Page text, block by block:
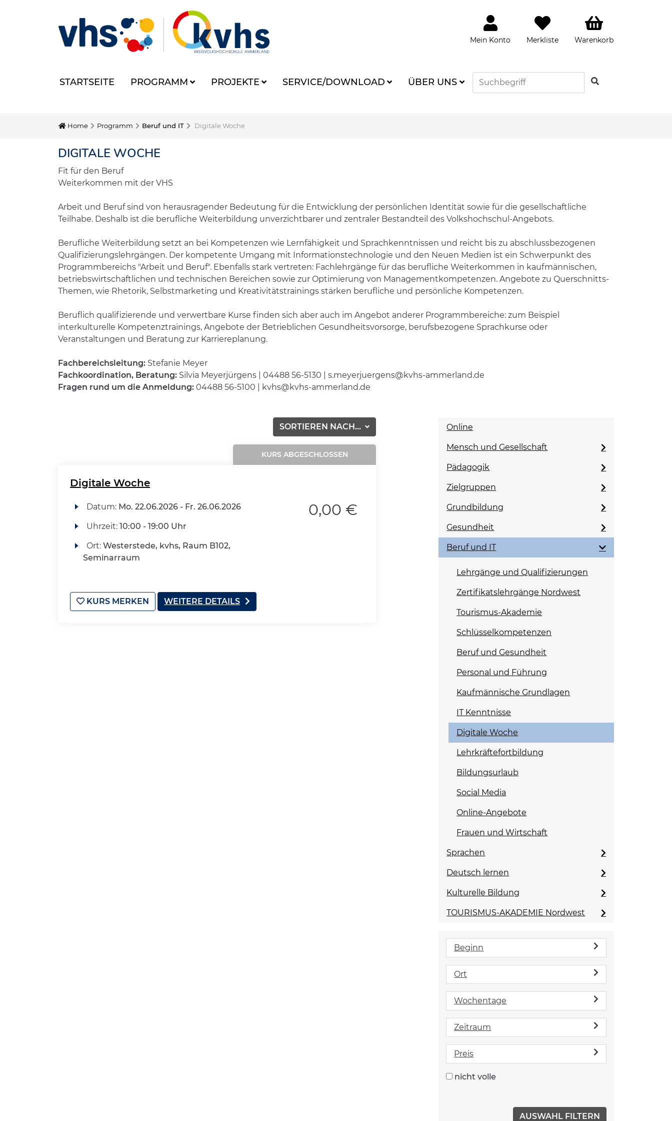
Mein Konto Merkliste Warenkorb
STARTSEITE PROGRAMM PROJEKTE SERVICE/DOWNLOAD ÜBER UNS SUCHEN
Home Programm Beruf und IT Digitale Woche
DIGITALE WOCHE
Fit für den Beruf
Weiterkommen mit der VHS
Arbeit und Beruf sind von herausragender Bedeutung für die Entwicklung der persönlichen Identität sowie für die gesellschaftliche
Teilhabe. Deshalb ist die berufliche Weiterbildung unverzichtbarer und zentraler Bestandteil des Volkshochschul-Angebots.
Berufliche Weiterbildung setzt an bei Kompetenzen wie Lernfähigkeit und Sprachkenntnissen und reicht bis zu abschlussbezogenen
Qualifizierungslehrgängen. Der kompetente Umgang mit Informationstechnologie und den Neuen Medien ist ein Schwerpunkt des
Programmbereichs "Arbeit und Beruf". Ebenfalls stark vertreten: Fachlehrgänge für das berufliche Weiterkommen in kaufmännischen,
betriebswirtschaftlichen und technischen Bereichen sowie zur Optimierung von Managementkompetenzen. Angebote zu Querschnitts-
Themen, wie Rhetorik, Selbstmarketing und Kreativitätstrainings stärken berufliche und persönliche Kompetenzen.
Beruflich qualifizierende und verwertbare Kurse finden sich aber auch im Angebot anderer Programmbereiche: zum Beispiel
interkulturelle Kompetenztrainings, Angebote der Betrieblichen Gesundheitsvorsorge, berufsbezogene Sprachkurse oder
Veranstaltungen und Beratung zur Karriereplanung.
Fachbereichsleitung: Stefanie Meyer
Fachkoordination, Beratung: Silvia Meyerjürgens | 04488 56-5130 | s.meyerjuergens@kvhs-ammerland.de
Fragen rund um die Anmeldung: 04488 56-5100 | kvhs@kvhs-ammerland.de
SORTIEREN NACH...
KURS ABGESCHLOSSEN
Digitale Woche
Datum: Mo. 22.06.2026 - Fr. 26.06.2026
Uhrzeit: 10:00 - 19:00 Uhr
Ort: Westerstede, kvhs, Raum B102,
Seminarraum
0,00 €
KURS MERKEN WEITERE DETAILS
Online
Mensch und Gesellschaft
Pädagogik
Zielgruppen
Grundbildung
Gesundheit
Beruf und IT
Lehrgänge und Qualifizierungen
Zertifikatslehrgänge Nordwest
Tourismus-Akademie
Schlüsselkompetenzen
Beruf und Gesundheit
Personal und Führung
Kaufmännische Grundlagen
IT Kenntnisse
Digitale Woche
Lehrkräftefortbildung
Bildungsurlaub
Social Media
Online-Angebote
Frauen und Wirtschaft
Sprachen
Deutsch lernen
Kulturelle Bildung
TOURISMUS-AKADEMIE Nordwest
Beginn
Ort
Wochentage
Zeitraum
Preis
nicht volle